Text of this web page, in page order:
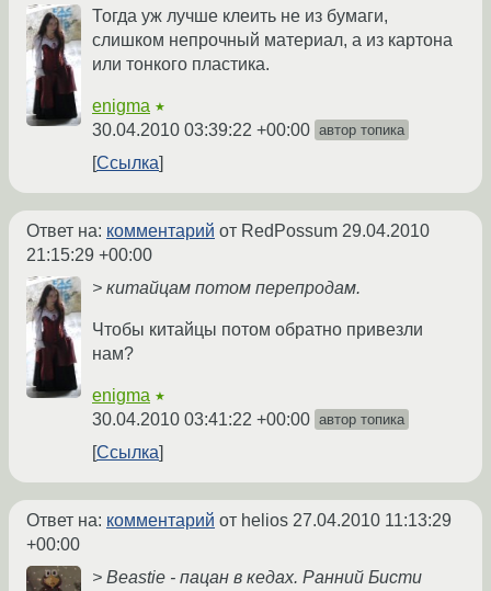
Тогда уж лучше клеить не из бумаги,
слишком непрочный материал, а из картона
или тонкого пластика.
enigma ★
30.04.2010 03:39:22 +00:00 автор топика
Ссылка
Ответ на: комментарий от RedPossum 29.04.2010
21:15:29 +00:00
> китайцам потом перепродам.
Чтобы китайцы потом обратно привезли
нам?
enigma ★
30.04.2010 03:41:22 +00:00 автор топика
Ссылка
Ответ на: комментарий от helios 27.04.2010 11:13:29
+00:00
> Beastie - пацан в кедах. Ранний Бисти